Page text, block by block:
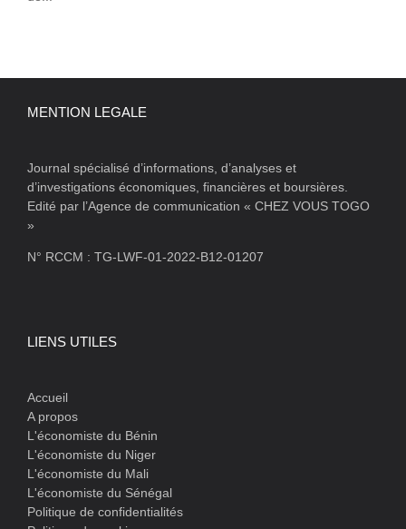
MENTION LEGALE
Journal spécialisé d’informations, d’analyses et
d’investigations économiques, financières et boursières.
Edité par l’Agence de communication « CHEZ VOUS TOGO
»
N° RCCM : TG-LWF-01-2022-B12-01207
LIENS UTILES
Accueil
A propos
L'économiste du Bénin
L'économiste du Niger
L'économiste du Mali
L'économiste du Sénégal
Politique de confidentialités